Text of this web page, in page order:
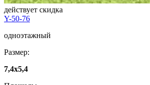
действует скидка
Y-50-76
одноэтажный
Размер:
7,4x5,4